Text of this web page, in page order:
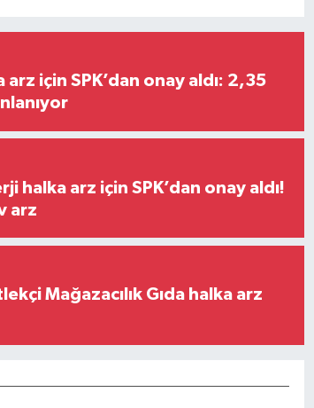
arz için SPK’dan onay aldı: 2,35
halka arz için SPK’dan onay aldı!
arz
Mağazacılık Gıda halka arz